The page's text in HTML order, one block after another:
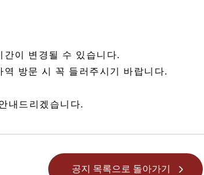
이 변경될 수 있습니다.
방문 시 꼭 들러주시기 바랍니다.
내드리겠습니다.
공지 목록으로 돌아가기